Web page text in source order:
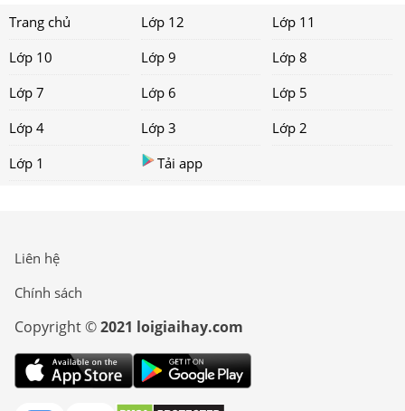
Trang chủ Lớp 12
Lớp 11
Lớp 10
Lớp 9
Lớp 8
Lớp 7
Lớp 6
Lớp 5
Lớp 4
Lớp 3
Lớp 2
Lớp 1
Tải app
Liên hệ
Chính sách
Copyright ©2021 loigiaihay.com